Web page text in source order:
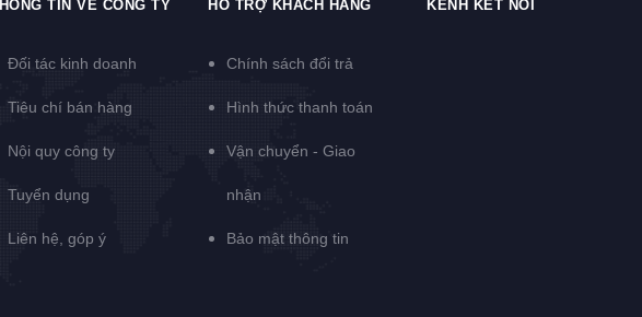
TIN VỀ CÔNG TY
Đối tác kinh doanh
Tiêu chí bán hàng
Nội quy công ty
Tuyển dụng
Liên hệ, góp ý
HỖ TRỢ KHÁCH HÀNG
Chính sách đổi trả
Hình thức thanh toán
Vận chuyển - Giao
nhận
Bảo mật thông tin
KÊNH KẾT NỐI